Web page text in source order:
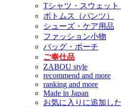
Tシャツ・スウェッ
ボトムス（パンツ）
シューズ・ケア用品
ファッション小物
バッグ・ポーチ
ご奉仕品
ZABOU style
recommend and more
ranking and more
Made in Japan
お気に入りに追加し